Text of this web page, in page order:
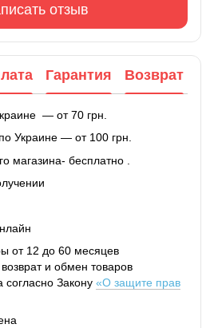
отзыв
Гарантия Возврат
— от 70 грн.
Украине — от 100 грн.
магазина- бесплатно .
от 12 до 60 месяцев
и обмен товаров
согласно Закону «О защите прав